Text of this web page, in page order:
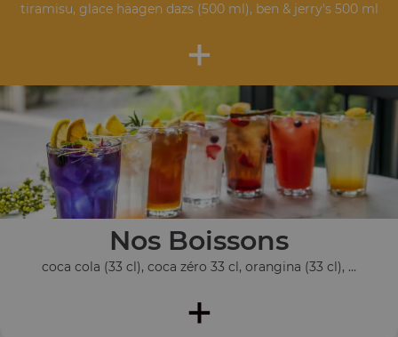
tiramisu, glace häagen dazs (500 ml), ben & jerry's 500 ml
+
Nos Boissons
coca cola (33 cl), coca zéro 33 cl, orangina (33 cl), ...
+